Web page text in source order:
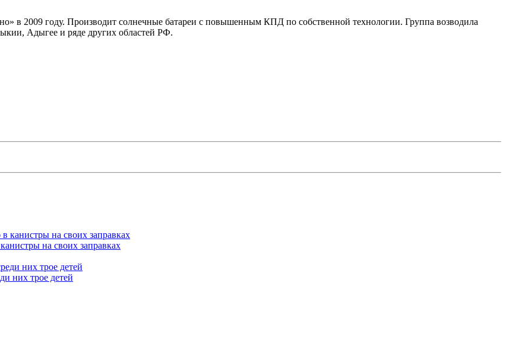
в 2009 году. Производит солнечные батареи с повышенным КПД по собственной технологии. Группа возводила
Адыгее и ряде других областей РФ.
на своих заправках
них трое детей